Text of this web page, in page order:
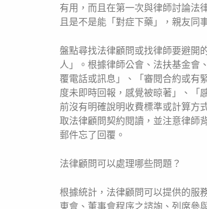
有用，而且在第一次與律師討論法
且是不是能「對症下藥」，親友同
盤點尋找法律顧問或找律師要避開
人」。根據律師公會、法扶基金會
覆電話或訊息」、「審閱合約或有
度未即時回報，感覺被晾著」、「
前沒有明確說明收費標準或計算方
取法律顧問契約閱讀，並注意律師
郵件忘了回覆。
法律顧問可以處理哪些問題？
根據統計，法律顧問可以提供的服
東會、董事會程序之諮詢、列席參